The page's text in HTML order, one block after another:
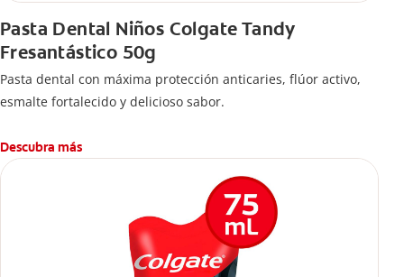
Pasta Dental Niños Colgate Tandy
Fresantástico 50g
Pasta dental con máxima protección anticaries, flúor activo,
esmalte fortalecido y delicioso sabor.
Descubra más